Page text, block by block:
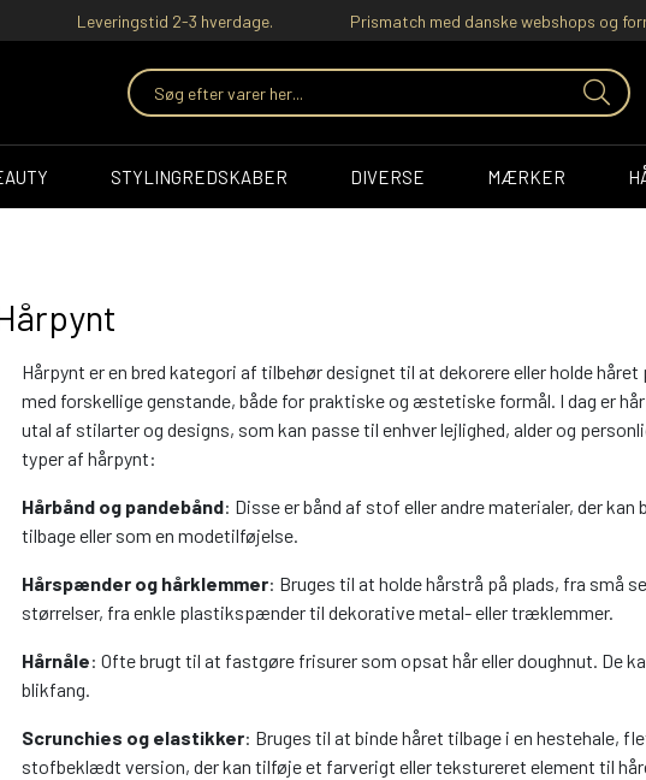
Leveringstid 2-3 hverdage. Prismatch med danske webshops og
STYLINGREDSKABER DIVERSE MÆRKER
Hårpynt er en bred kategori af tilbehør designet til at dekorere eller holde
med forskellige genstande, både for praktiske og æstetiske formål. I dag er
utal af stilarter og designs, som kan passe til enhver lejlighed, alder og
typer af hårpynt:
Hårbånd og pandebånd: Disse er bånd af stof eller andre materialer, der
tilbage eller som en modetilføjelse.
Hårspænder og hårklemmer: Bruges til at holde hårstrå på plads, fra små
størrelser, fra enkle plastikspænder til dekorative metal- eller træklemmer.
Hårnåle: Ofte brugt til at fastgøre frisurer som opsat hår eller doughnut. De
blikfang.
Scrunchies og elastikker: Bruges til at binde håret tilbage i en hestehale,
stofbeklædt version, der kan tilføje et farverigt eller tekstureret element til